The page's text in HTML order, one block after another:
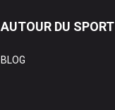
AUTOUR DU SPORT
BLOG